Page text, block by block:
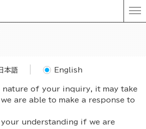
nature of your inquiry, it may take
are able to make a response to
understanding if we are
本語 English